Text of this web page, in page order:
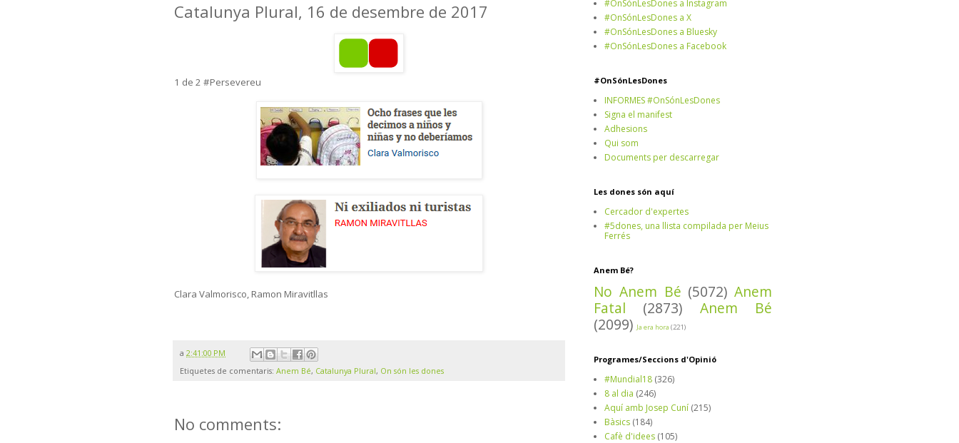
Catalunya Plural, 16 de desembre de 2017
1 de 2 #Persevereu
Clara Valmorisco, Ramon Miravitllas
a 2:41:00 PM
Etiquetes de comentaris: Anem Bé, Catalunya Plural, On són les dones
No comments:
#OnSónLesDones a Instagram
#OnSónLesDones a X
#OnSónLesDones a Bluesky
#OnSónLesDones a Facebook
#OnSónLesDones
INFORMES #OnSónLesDones
Signa el manifest
Adhesions
Qui som
Documents per descarregar
Les dones són aquí
Cercador d'expertes
#5dones, una llista compilada per Meius
Ferrés
Anem Bé?
No Anem Bé (5072) Anem
Fatal
(2873)
Anem Bé
(2099) Ja era hora (221)
Programes/Seccions d'Opinió
#Mundial18 (326)
8 al dia (246)
Aquí amb Josep Cuní (215)
Bàsics (184)
Cafè d'idees (105)